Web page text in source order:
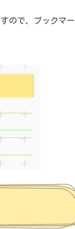
ので、ブックマー